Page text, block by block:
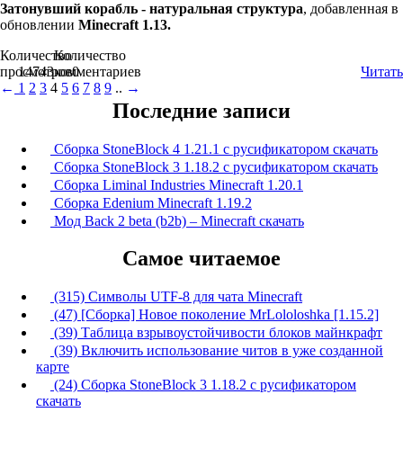
Затонувший корабль - натуральная структура, добавленная в
обновлении Minecraft 1.13.
Количество
просмотров
14743
Количество
комментариев
0
Читать
← 1 2 3 4 5 6 7 8 9 .. →
Последние записи
Сборка StoneBlock 4 1.21.1 с русификатором скачать
Сборка StoneBlock 3 1.18.2 с русификатором скачать
Сборка Liminal Industries Minecraft 1.20.1
Сборка Edenium Minecraft 1.19.2
Мод Back 2 beta (b2b) – Minecraft скачать
Самое читаемое
(315) Символы UTF-8 для чата Minecraft
(47) [Сборка] Новое поколение MrLololoshka [1.15.2]
(39) Таблица взрывоустойчивости блоков майнкрафт
(39) Включить использование читов в уже созданной
карте
(24) Сборка StoneBlock 3 1.18.2 с русификатором
скачать